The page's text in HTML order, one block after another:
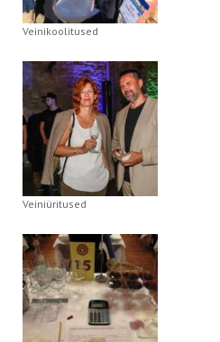
Veinikoolitused
Veiniüritused